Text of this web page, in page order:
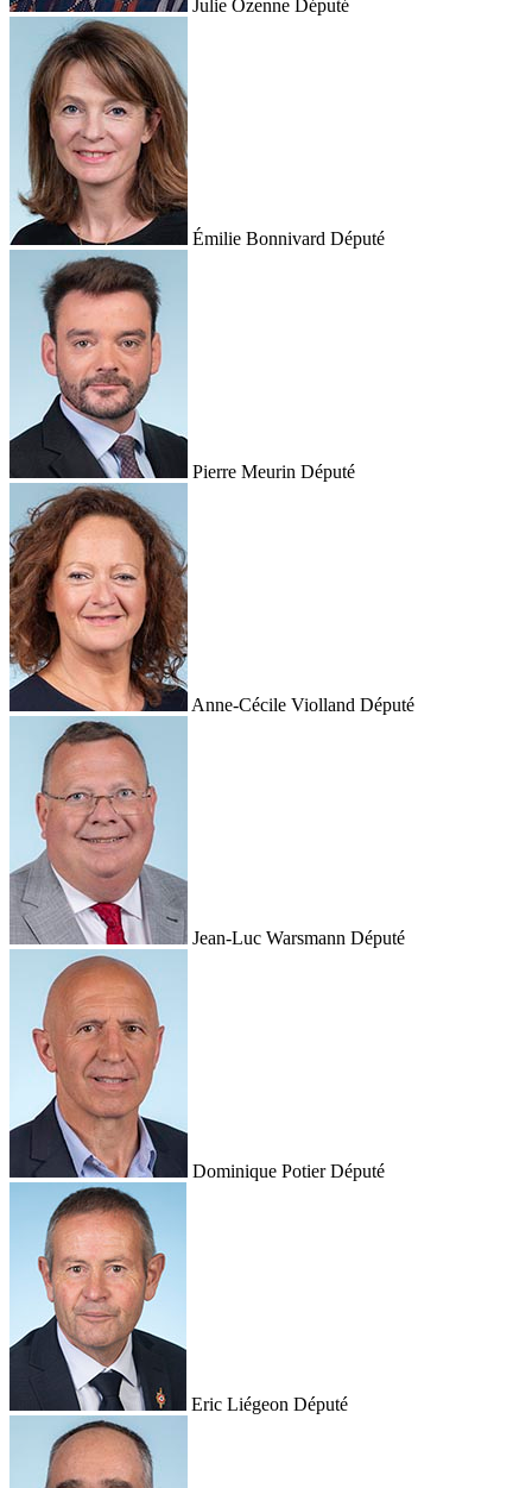
Julie Ozenne Député
Émilie Bonnivard Député
Pierre Meurin Député
Anne-Cécile Violland Député
Jean-Luc Warsmann Député
Dominique Potier Député
Eric Liégeon Député